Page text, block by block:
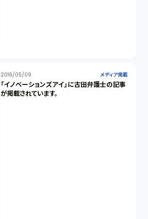
2016/05/09 メディア掲載
「イノベーションズアイ」に古田弁護士の記事
が掲載されています。